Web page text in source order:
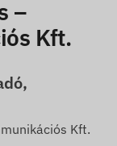
–
Kft.
Kft.